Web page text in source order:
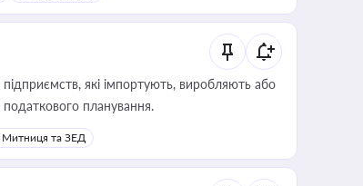
які імпортують, виробляють або
планування.
Митниця та ЗЕД